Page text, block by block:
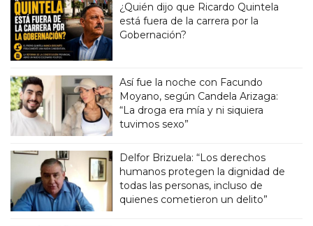
¿Quién dijo que Ricardo Quintela
está fuera de la carrera por la
Gobernación?
Así fue la noche con Facundo
Moyano, según Candela Arizaga:
“La droga era mía y ni siquiera
tuvimos sexo”
Delfor Brizuela: “Los derechos
humanos protegen la dignidad de
todas las personas, incluso de
quienes cometieron un delito”